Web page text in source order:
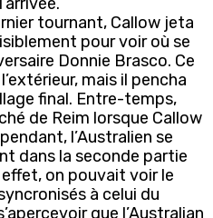
tournant, Callow jeta
pour voir où se
Donnie Brasco. Ce
mais il pencha
final. Entre-temps,
de Reim lorsque Callow
l’Australien se
dans la seconde partie
effet, on pouvait voir le
à celui du
que l’Australian